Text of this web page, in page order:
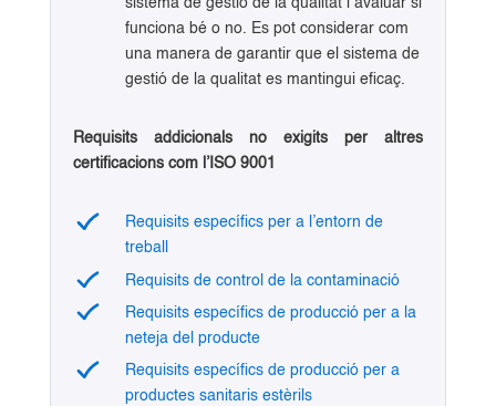
sistema de gestió de la qualitat i avaluar si
funciona bé o no. Es pot considerar com
una manera de garantir que el sistema de
gestió de la qualitat es mantingui eficaç.
Requisits addicionals no exigits per altres
certificacions com l’ISO 9001
Requisits específics per a l’entorn de
treball
Requisits de control de la contaminació
Requisits específics de producció per a la
neteja del producte
Requisits específics de producció per a
productes sanitaris estèrils